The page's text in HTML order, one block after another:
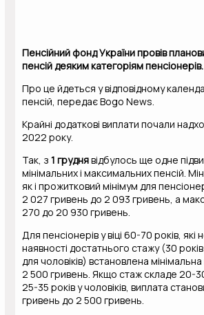
Пенсійний фонд України провів
пенсій деяким категоріям пенсіонерів.
Про це йдеться у відповідному
пенсій, передає Bogo News.
Крайні додаткові виплати почали
2022 року.
Так, з 1 груднявідбулось ще одне
мінімальних і максимальних пенсій.
як і прожитковий мінімум для
2 027 гривень до 2 093 гривень, а
270 до 20 930 гривень.
Для пенсіонерів у віці 60-70 років,
наявності достатнього стажу (30
для чоловіків) встановлена мінімальна
2 500 гривень. Якщо стаж складе 20-30
25-35 років у чоловіків, виплата
гривень до 2 500 гривень.